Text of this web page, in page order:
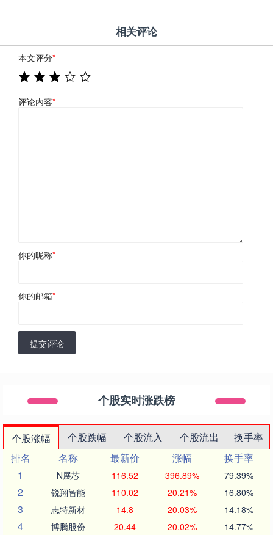
相关评论
本文评分*
评论内容*
你的昵称*
你的邮箱*
提交评论
个股实时涨跌榜
个股涨幅 个股跌幅 个股流入 个股流出
换手率
排名
名称 最新价 涨幅
换手率
1
N展芯 116.52 396.89% 79.39%
2 锐翔智能 110.02 20.21% 16.80%
3 志特新材 14.8 20.03% 14.18%
4 博腾股份 20.44 20.02% 14.77%